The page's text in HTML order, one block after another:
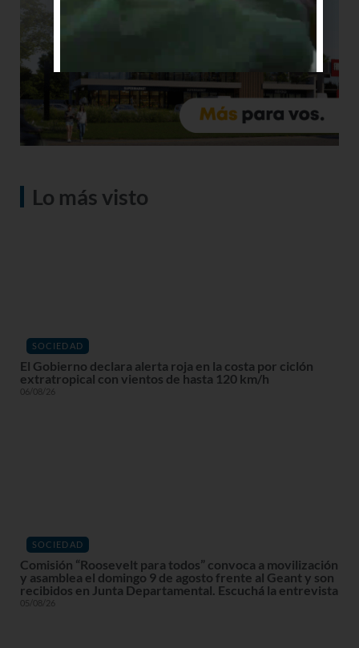
Lo más visto
SOCIEDAD
El Gobierno declara alerta roja en la costa por ciclón
extratropical con vientos de hasta 120 km/h
06/08/26
SOCIEDAD
Comisión “Roosevelt para todos” convoca a movilización
y asamblea el domingo 9 de agosto frente al Geant y son
recibidos en Junta Departamental. Escuchá la entrevista
05/08/26